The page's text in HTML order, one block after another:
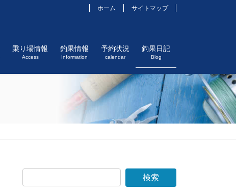
ホーム サイトマップ
乗り場情報
Access
釣果情報
Information
予約状況
calendar
釣果日記
Blog